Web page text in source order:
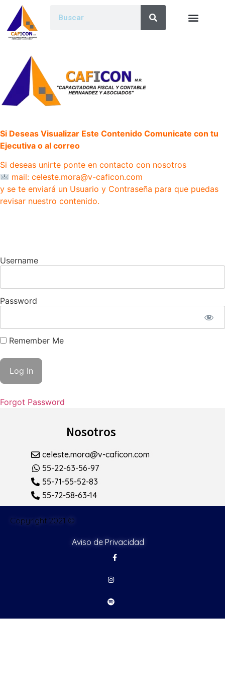
Si Deseas Visualizar Este Contenido Comunicate con tu
Ejecutiva o al correo
Si deseas unirte ponte en contacto con nosotros
mail: celeste.mora@v-caficon.com
y se te enviará un Usuario y Contraseña para que puedas
revisar nuestro contenido.
Username
Password
Remember Me
Forgot Password
Nosotros
celeste.mora@v-caficon.com
55-22-63-56-97
55-71-55-52-83
55-72-58-63-14
Copyright 2021 ©
Aviso de Privacidad